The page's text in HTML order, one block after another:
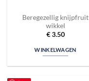
Beregezellig knijpfruit
wikkel
€3.50
WINKELWAGEN